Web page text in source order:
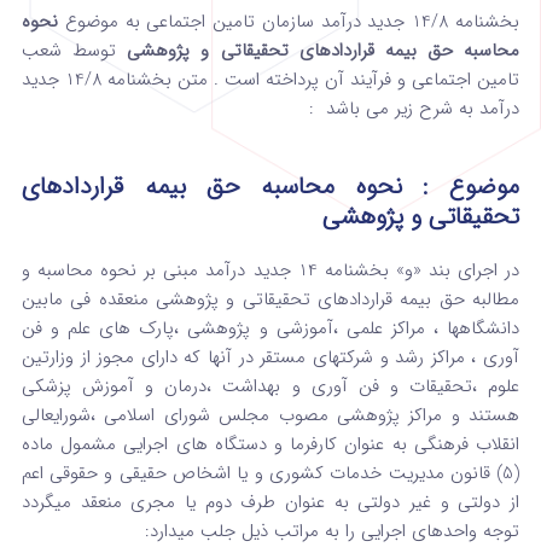
بخشنامه 14/8 جدید درآمد سازمان تامین اجتماعی به موضوع
نحوه
محاسبه حق بیمه قراردادهای تحقیقاتی و پژوهشی توسط شعب
تامین اجتماعی و فرآیند آن پرداخته است . متن بخشنامه 14/8 جدید
درآمد به شرح زیر می باشد :
موضوع : نحوه محاسبه حق بیمه قراردادهای
تحقیقاتی و پژوهشی
در اجرای بند «و» بخشنامه 14 جدید درآمد مبنی بر نحوه محاسبه و
مطالبه حق بیمه قراردادهای تحقیقاتی و پژوهشی منعقده فی مابین
دانشگاهها ، مراکز علمی ،آموزشی و پژوهشی ،پارک های علم و فن
آوری ، مراکز رشد و شرکتهای مستقر در آنها که دارای مجوز از وزارتین
علوم ،تحقیقات و فن آوری و بهداشت ،درمان و آموزش پزشکی
هستند و مراکز پژوهشی مصوب مجلس شورای اسلامی ،شورایعالی
انقلاب فرهنگی به عنوان کارفرما و دستگاه های اجرایی مشمول ماده
(5) قانون مدیریت خدمات کشوری و یا اشخاص حقیقی و حقوقی اعم
از دولتی و غیر دولتی به عنوان طرف دوم یا مجری منعقد میگردد
توجه واحدهای اجرایی را به مراتب ذیل جلب میدارد: